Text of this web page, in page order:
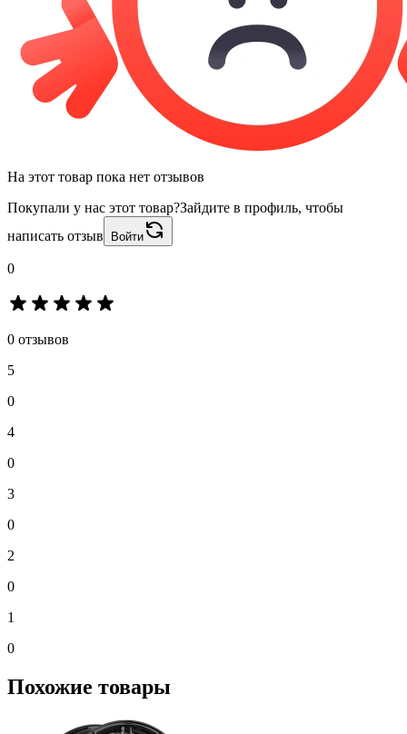
На этот товар пока нет отзывов
Покупали у нас этот товар?Зайдите в профиль, чтобы
написать отзыв
Войти
0
0 отзывов
5
0
4
0
3
0
2
0
1
0
Похожие товары